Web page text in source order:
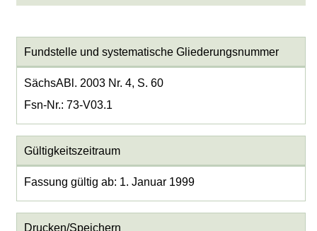
Fundstelle und systematische Gliederungsnummer
SächsABl. 2003 Nr. 4, S. 60
Fsn-Nr.: 73-V03.1
Gültigkeitszeitraum
Fassung gültig ab: 1. Januar 1999
Drucken/Speichern